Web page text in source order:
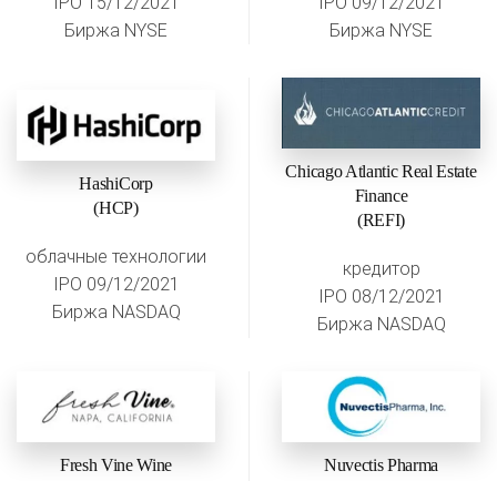
Биржа NYSE
Биржа NYSE
HashiCorp
(HCP)
облачные технологии
IPO 09/12/2021
Биржа NASDAQ
Chicago Atlantic Real Estate
Finance
(REFI)
кредитор
IPO 08/12/2021
Биржа NASDAQ
Fresh Vine Wine
Nuvectis Pharma